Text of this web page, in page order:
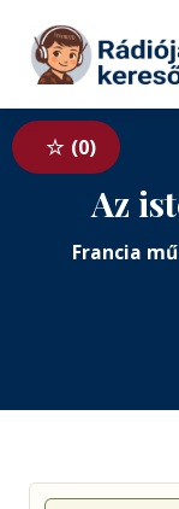
Tovább a
0
Az
Francia